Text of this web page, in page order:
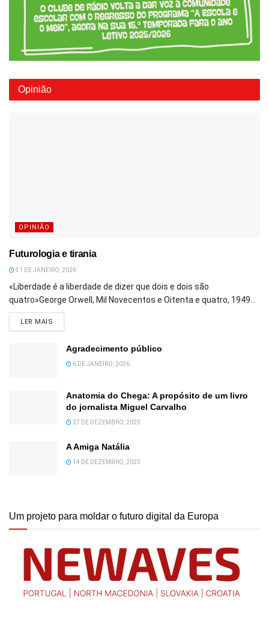
Opinião
OPINIÃO
Futurologia e tirania
31 DE JANEIRO, 2026
«Liberdade é a liberdade de dizer que dois e dois são
quatro»George Orwell, Mil Novecentos e Oitenta e quatro, 1949...
LER MAIS
Agradecimento público
6 DE JANEIRO, 2026
Anatomia do Chega: A propósito de um livro
do jornalista Miguel Carvalho
27 DE DEZEMBRO, 2025
A Amiga Natália
14 DE DEZEMBRO, 2025
Um projeto para moldar o futuro digital da Europa